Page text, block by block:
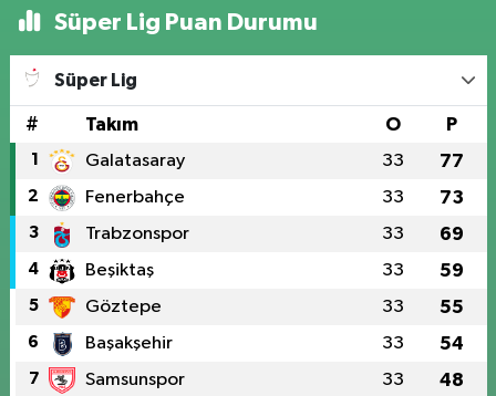
Süper Lig Puan Durumu
Süper Lig
# Takım O P
1 Galatasaray 33 77
2 Fenerbahçe 33 73
3 Trabzonspor 33 69
4 Beşiktaş 33 59
5 Göztepe 33 55
6 Başakşehir 33 54
7 Samsunspor 33 48